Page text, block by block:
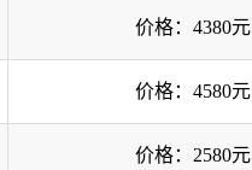
价格：4380元
价格：4580元
价格：2580元